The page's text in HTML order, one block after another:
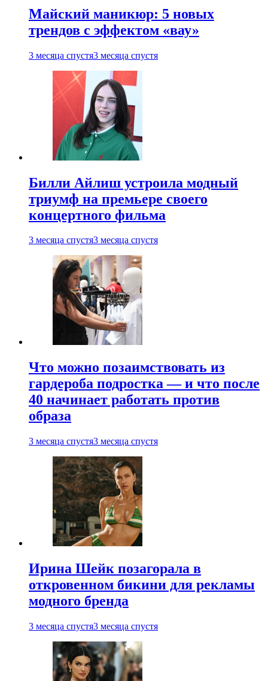
Майский маникюр: 5 новых
трендов с эффектом «вау»
3 месяца спустя3 месяца спустя
Билли Айлиш устроила модный
триумф на премьере своего
концертного фильма
3 месяца спустя3 месяца спустя
Что можно позаимствовать из
гардероба подростка — и что после
40 начинает работать против
образа
3 месяца спустя3 месяца спустя
Ирина Шейк позагорала в
откровенном бикини для рекламы
модного бренда
3 месяца спустя3 месяца спустя